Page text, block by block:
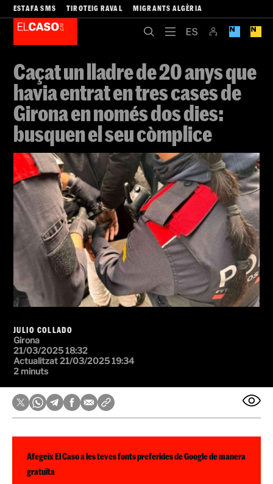
ESTAFA SMS TIROTEIG RAVAL MIGRANTS ALGÈRIA
Caçat un lladre de 20 anys que
havia entrat en tres cases de
Girona en només dos dies:
busquen el seu còmplice
JULIO COLLADO
Girona
21/03/2025 18:32
Actualitzat 21/03/2025 19:34
2 minuts
Afegeix El Caso a les teves fonts preferides de Google de manera
gratuïta